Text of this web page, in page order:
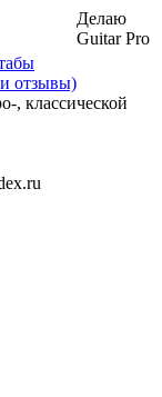
отзывы)
Делаю
Guitar Pro
, классической